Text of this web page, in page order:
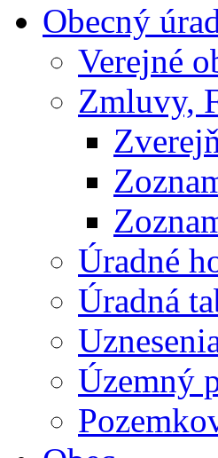
Obecný
Verejné
Zmluvy,
Úradné
Úradná
Územný